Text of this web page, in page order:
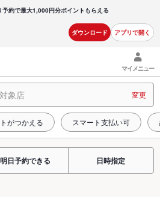
予約で最大1,000円分ポイントもらえる
ダウンロード アプリで開く
マイメニュー
象店 変更
がつかえる スマート支払い可
明日予約できる 日時指定